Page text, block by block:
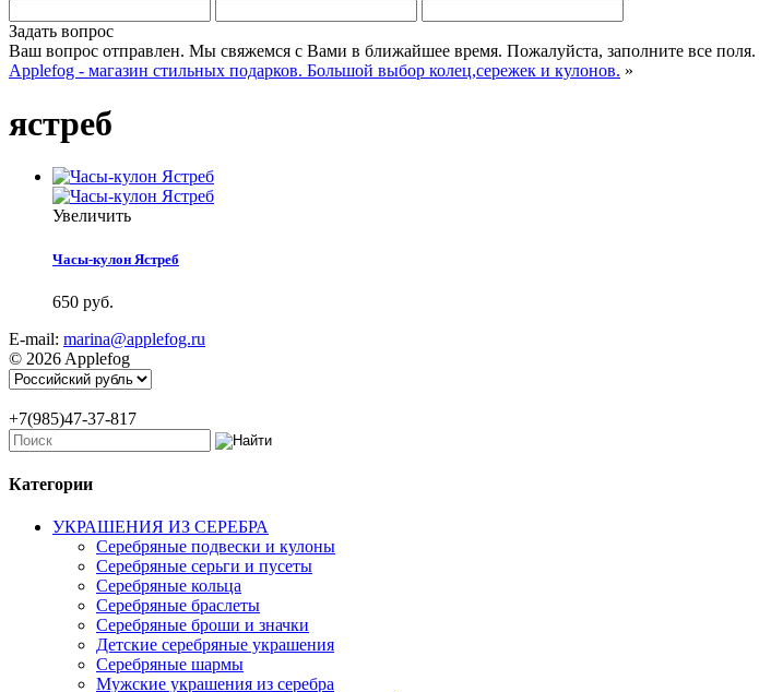
Задать вопрос
Ваш вопрос отправлен. Мы свяжемся с Вами в ближайшее время. Пожалуйста, заполните все поля.
Applefog - магазин стильных подарков. Большой выбор колец,сережек и кулонов. »
ястреб
Увеличить
Часы-кулон Ястреб
650 руб.
E-mail: marina@applefog.ru
© 2026 Applefog
+7(985)47-37-817
Категории
УКРАШЕНИЯ ИЗ СЕРЕБРА
Серебряные подвески и кулоны
Серебряные серьги и пусеты
Серебряные кольца
Серебряные браслеты
Серебряные броши и значки
Детские серебряные украшения
Серебряные шармы
Мужские украшения из серебра